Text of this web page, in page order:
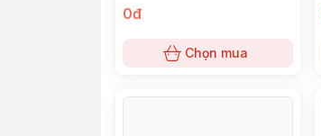
0đ
Chọn mua